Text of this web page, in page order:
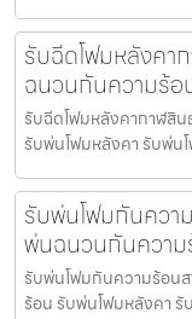
รับฉีดโฟมหลังคา
ฉนวนกันความร้อ
รับฉีดโฟมหลังคากาฬสิ
รับพ่นโฟมหลังคา รับพ่น
รับพ่นโฟมกันควา
พ่นฉนวนกันความ
รับพ่นโฟมกันความร้อน
ร้อน รับพ่นโฟมหลังคา รั